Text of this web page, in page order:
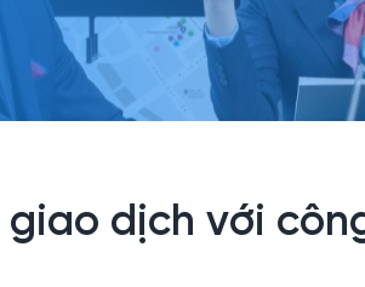
dịch với